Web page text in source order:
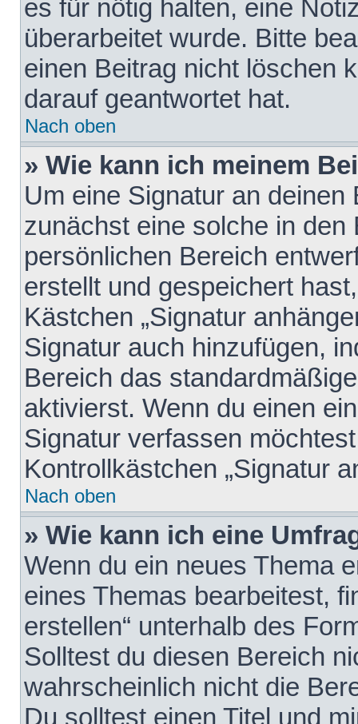
es für nötig halten, eine
überarbeitet wurde. Bitte
einen Beitrag nicht löschen
darauf geantwortet hat.
Nach oben
» Wie kann ich meinem
Um eine Signatur an
zunächst eine solche in den
persönlichen Bereich
erstellt und gespeichert
Kästchen „Signatur
Signatur auch hinzufügen,
Bereich das
aktivierst. Wenn du einen
Signatur verfassen
Kontrollkästchen „Signatur
Nach oben
» Wie kann ich eine
Wenn du ein neues Thema
eines Themas bearbeitest,
erstellen“ unterhalb des
Solltest du diesen Bereich
wahrscheinlich nicht die
Du solltest einen Titel und